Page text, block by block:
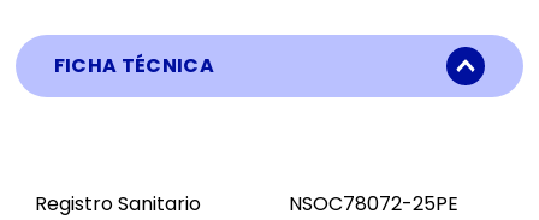
FICHA TÉCNICA
Registro Sanitario NSOC78072-25PE